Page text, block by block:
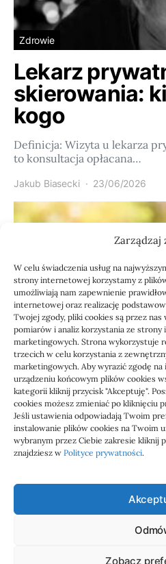
Zarządzaj
W celu świadczenia usług na
strony internetowej korzystamy z
umożliwiają nam zapewnienie
internetowej oraz realizację
Twojej zgody, pliki cookies są przez
pomiarów i analiz korzystania ze
marketingowych. Strona wykorzystuje
trzecich w celu korzystania z
marketingowych. Aby wyrazić zgodę
urządzeniu końcowym plików cookies
kategorii kliknij przycisk "Akceptuję".
cookies możesz zmieniać po kliknięciu
Jeśli ustawienia odpowiadają Twoim
instalowanie plików cookies na Twoim
wybranym przez Ciebie zakresie kliknij
znajdziesz w Polityce prywatności.
Zobacz
Zdrowie
Lekarz
skierowania:
kogo
Definicja: Wizyta u lekarza
to konsultacja opłacana…
Jakub Biasecki 23/06/2026
Usługi
Jak
zaległości
Definicja: Weryfikacja, czy
przejmie zaległości w
wizytówki